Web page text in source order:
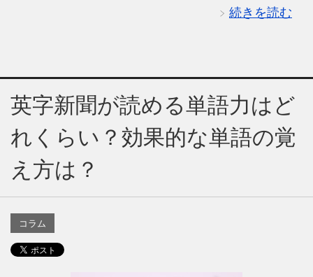
続きを読む
英字新聞が読める単語力はど
れくらい？効果的な単語の覚
え方は？
コラム